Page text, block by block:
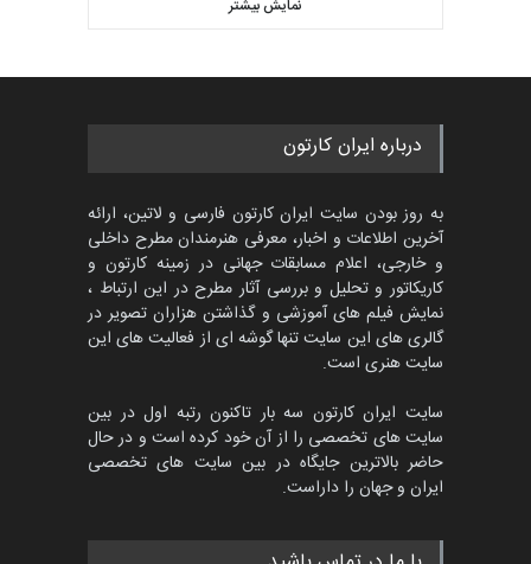
کاریکاتور «البغلی…
پنجمین مسابقۀ بین‌المللی
کارتون CARTUNION ، …
جشنواره بین‌المللی کارتون
مدارس پرتغال، ۲۰۲۷
مهلت 4 ماه دیگر
پنجمین مسابقۀ بین‌المللی
کارتون طنز «کلاه‌ای…
مهلت
گالری حدود یک ماه قبل
نمایش بیشتر
درباره ایران کارتون
به روز بودن سایت ایران کارتون فارسی و لاتین، ارائه
آخرین اطلاعات و اخبار، معرفی هنرمندان مطرح داخلی
و خارجی، اعلام مسابقات جهانی در زمینه کارتون و
کاریکاتور و تحلیل و بررسی آثار مطرح در این ارتباط ،
نمایش فیلم های آموزشی و گذاشتن هزاران تصویر در
گالری های این سایت تنها گوشه ای از فعالیت های این
سایت هنری است.
سایت ایران کارتون سه بار تاکنون رتبه اول در بین
سایت های تخصصی را از آن خود کرده است و در حال
حاضر بالاترین جایگاه در بین سایت های تخصصی
ایران و جهان را داراست.